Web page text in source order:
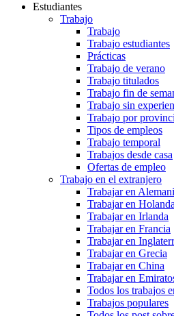
Estudiantes
Trabajo
Trabajo
Trabajo estudiantes
Prácticas
Trabajo de verano
Trabajo titulados
Trabajo fin de
Trabajo sin
Trabajo por
Tipos de empleos
Trabajo temporal
Trabajos desde casa
Ofertas de empleo
Trabajo en el extranjero
Trabajar en
Trabajar en Holanda
Trabajar en Irlanda
Trabajar en Francia
Trabajar en
Trabajar en Grecia
Trabajar en China
Trabajar en
Todos los trabajos
Trabajos populares